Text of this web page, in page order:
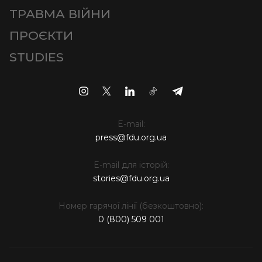
ТРАВМА ВІЙНИ
ПРОЄКТИ
STUDIES
E-mail:
press@fdu.org.ua
E-mail для історій:
stories@fdu.org.ua
Номер гарячої лінії (безкоштовно):
0 (800) 509 001